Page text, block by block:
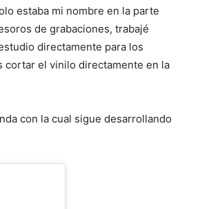
estaba mi nombre en la parte
de grabaciones, trabajé
directamente para los
cortar el vinilo directamente en la
con la cual sigue desarrollando